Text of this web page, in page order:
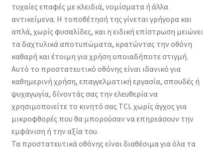
τυχαίες επαφές με κλειδιά, νομίσματα ή άλλα
αντικείμενα. Η τοποθέτησή της γίνεται γρήγορα και
απλά, χωρίς φυσαλίδες, και η ειδική επίστρωση μειώνει
τα δαχτυλικά αποτυπώματα, κρατώντας την οθόνη
καθαρή και έτοιμη για χρήση οποιαδήποτε στιγμή.
Αυτό το προστατευτικό οθόνης είναι ιδανικό για
καθημερινή χρήση, επαγγελματική εργασία, σπουδές ή
ψυχαγωγία, δίνοντάς σας την ελευθερία να
χρησιμοποιείτε το κινητό σας TCL χωρίς άγχος για
μικροφθορές που θα μπορούσαν να επηρεάσουν την
εμφάνιση ή την αξία του.
Τα προστατευτικά οθόνης είναι διαθέσιμα για όλα τα